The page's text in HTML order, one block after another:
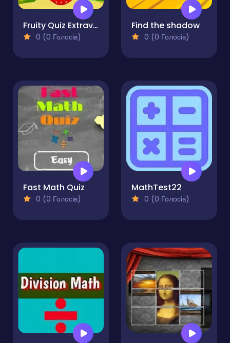
Fruity Quiz Extravaganza
0 (0 Голосів)
Find the shadow
0 (0 Голосів)
Fast Math Quiz
0 (0 Голосів)
MathTest22
0 (0 Голосів)